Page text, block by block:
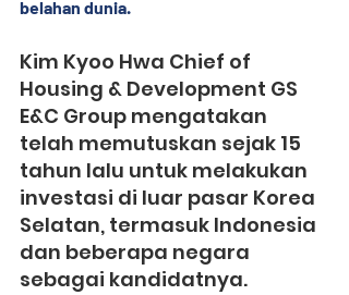
belahan dunia.
Kim Kyoo Hwa Chief of
Housing & Development GS
E&C Group mengatakan
telah memutuskan sejak 15
tahun lalu untuk melakukan
investasi di luar pasar Korea
Selatan, termasuk Indonesia
dan beberapa negara
sebagai kandidatnya.